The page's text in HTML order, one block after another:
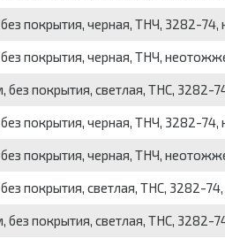
покрытия, черная, ТНЧ, 3282-74,
покрытия, черная, ТНЧ,
покрытия, светлая, ТНС, 3282-
покрытия, черная, ТНЧ, 3282-74,
покрытия, черная, ТНЧ,
покрытия, светлая, ТНС, 3282-
покрытия, светлая, ТНС, 3282-